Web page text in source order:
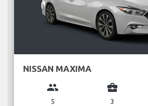
NISSAN MAXIMA
group
5
business_center
3